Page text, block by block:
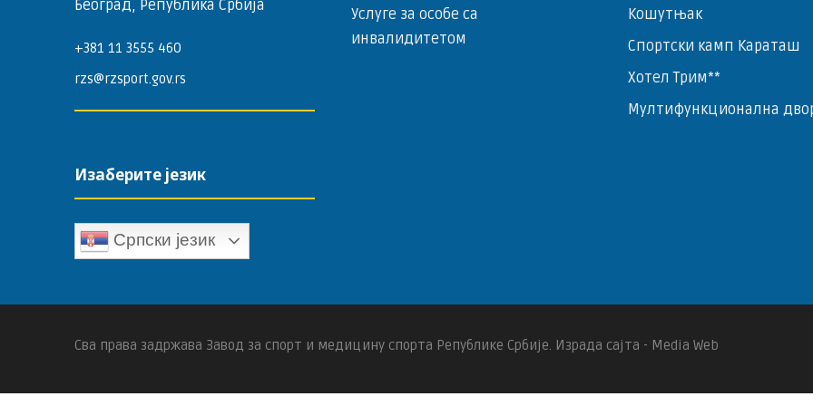
Београд, Република Србија
+381 11 3555 460
rzs@rzsport.gov.rs
Изаберите језик
Српски језик
Услуге за особе са
инвалидитетом
Кошутњак
Спортски камп Караташ
Хотел Трим**
Мултифункционална
Сва права задржава Завод за спорт и медицину спорта Републике Србије. Израда сајта - Media Web